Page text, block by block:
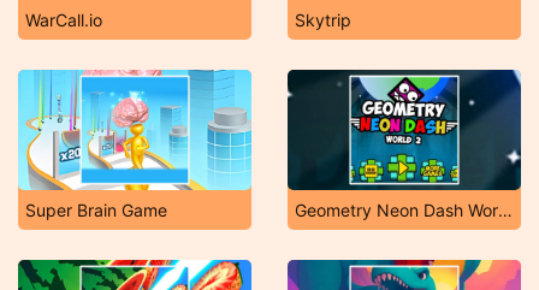
WarCall.io Skytrip
Super Brain Game Geometry Neon Dash World 2